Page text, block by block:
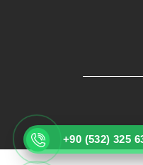
+90 (532) 325